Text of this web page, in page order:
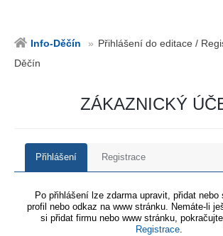
Info-Děčín
Přihlášení do editace /
Děčín
ZÁKAZNICKÝ
Přihlášení Registrace
Po přihlášení lze zdarma upravit, přidat
profil nebo odkaz na www stránku. Nemáte-li
si přidat firmu nebo www stránku,
Registrace.